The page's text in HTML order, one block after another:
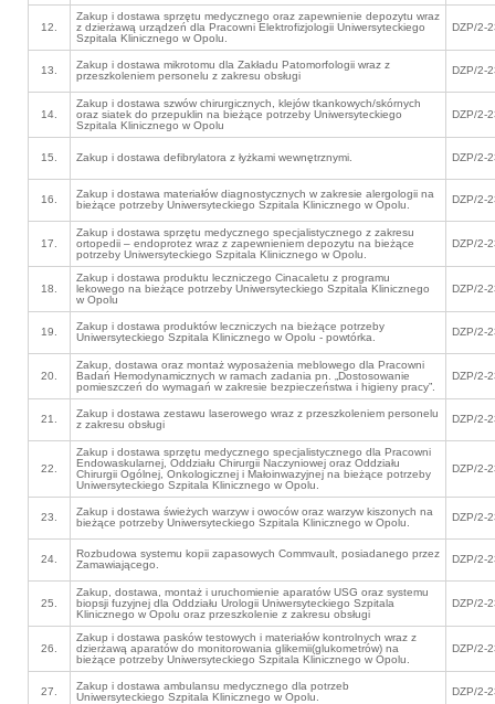
12.
Zakup i dostawa sprzętu medycznego oraz zapewnienie depozytu wraz
z dzierżawą urządzeń dla Pracowni Elektrofizjologii Uniwersyteckiego
Szpitala Klinicznego w Opolu.
DZP/2-
13.
Zakup i dostawa mikrotomu dla Zakładu Patomorfologii wraz z
przeszkoleniem personelu z zakresu obsługi
DZP/2-
14.
Zakup i dostawa szwów chirurgicznych, klejów tkankowych/skórnych
oraz siatek do przepuklin na bieżące potrzeby Uniwersyteckiego
Szpitala Klinicznego w Opolu
DZP/2-
15. Zakup i dostawa defibrylatora z łyżkami wewnętrznymi. DZP/2-
16.
Zakup i dostawa materiałów diagnostycznych w zakresie alergologii na
bieżące potrzeby Uniwersyteckiego Szpitala Klinicznego w Opolu.
DZP/2-
17.
Zakup i dostawa sprzętu medycznego specjalistycznego z zakresu
ortopedii – endoprotez wraz z zapewnieniem depozytu na bieżące
potrzeby Uniwersyteckiego Szpitala Klinicznego w Opolu.
DZP/2-
18.
Zakup i dostawa produktu leczniczego Cinacaletu z programu
lekowego na bieżące potrzeby Uniwersyteckiego Szpitala Klinicznego
w Opolu
DZP/2-
19.
Zakup i dostawa produktów leczniczych na bieżące potrzeby
Uniwersyteckiego Szpitala Klinicznego w Opolu - powtórka.
DZP/2-
20.
Zakup, dostawa oraz montaż wyposażenia meblowego dla Pracowni
Badań Hemodynamicznych w ramach zadania pn. „Dostosowanie
pomieszczeń do wymagań w zakresie bezpieczeństwa i higieny pracy”.
DZP/2-
21.
Zakup i dostawa zestawu laserowego wraz z przeszkoleniem personelu
z zakresu obsługi
DZP/2-
22.
Zakup i dostawa sprzętu medycznego specjalistycznego dla Pracowni
Endowaskularnej, Oddziału Chirurgii Naczyniowej oraz Oddziału
Chirurgii Ogólnej, Onkologicznej i Małoinwazyjnej na bieżące potrzeby
Uniwersyteckiego Szpitala Klinicznego w Opolu.
DZP/2-
23.
Zakup i dostawa świeżych warzyw i owoców oraz warzyw kiszonych na
bieżące potrzeby Uniwersyteckiego Szpitala Klinicznego w Opolu.
DZP/2-
24.
Rozbudowa systemu kopii zapasowych Commvault, posiadanego przez
Zamawiającego.
DZP/2-
25.
Zakup, dostawa, montaż i uruchomienie aparatów USG oraz systemu
biopsji fuzyjnej dla Oddziału Urologii Uniwersyteckiego Szpitala
Klinicznego w Opolu oraz przeszkolenie z zakresu obsługi
DZP/2-
26.
Zakup i dostawa pasków testowych i materiałów kontrolnych wraz z
dzierżawą aparatów do monitorowania glikemii(glukometrów) na
bieżące potrzeby Uniwersyteckiego Szpitala Klinicznego w Opolu.
DZP/2-
27.
Zakup i dostawa ambulansu medycznego dla potrzeb
Uniwersyteckiego Szpitala Klinicznego w Opolu.
DZP/2-